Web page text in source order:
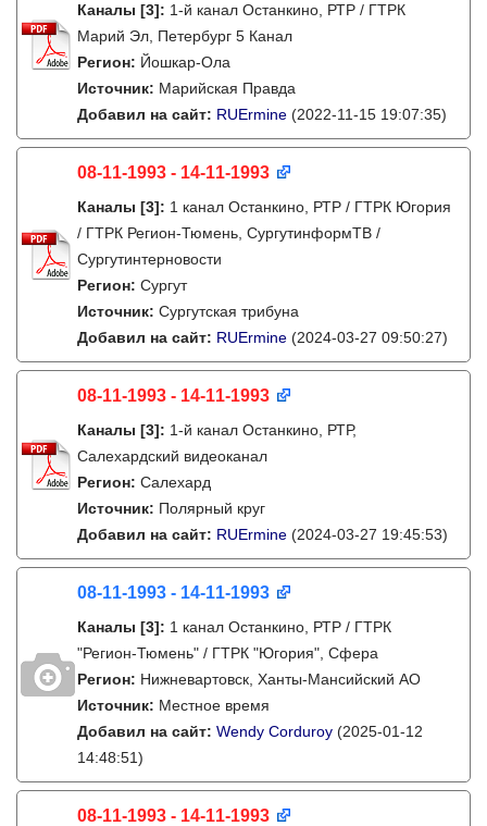
Каналы [3]: 1-й канал Останкино, РТР / ГТРК
Марий Эл, Петербург 5 Канал
Регион: Йошкар-Ола
Источник: Марийская Правда
Добавил на сайт: RUErmine (2022-11-15 19:07:35)
08-11-1993 - 14-11-1993
Каналы [3]: 1 канал Останкино, РТР / ГТРК Югория
/ ГТРК Регион-Тюмень, СургутинформТВ /
Сургутинтерновости
Регион: Сургут
Источник: Сургутская трибуна
Добавил на сайт: RUErmine (2024-03-27 09:50:27)
08-11-1993 - 14-11-1993
Каналы [3]: 1-й канал Останкино, РТР,
Салехардский видеоканал
Регион: Салехард
Источник: Полярный круг
Добавил на сайт: RUErmine (2024-03-27 19:45:53)
08-11-1993 - 14-11-1993
Каналы [3]: 1 канал Останкино, РТР / ГТРК
"Регион-Тюмень" / ГТРК "Югория", Сфера
Регион: Нижневартовск, Ханты-Мансийский АО
Источник: Местное время
Добавил на сайт: Wendy Corduroy (2025-01-12
14:48:51)
08-11-1993 - 14-11-1993